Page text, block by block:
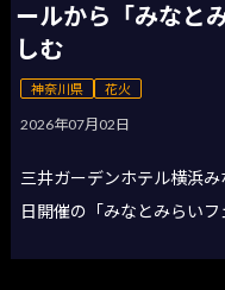
ールから「みなと
しむ
神奈川県 花火
2026年07月02日
三井ガーデンホテル横浜
日開催の「みなとみらいフ